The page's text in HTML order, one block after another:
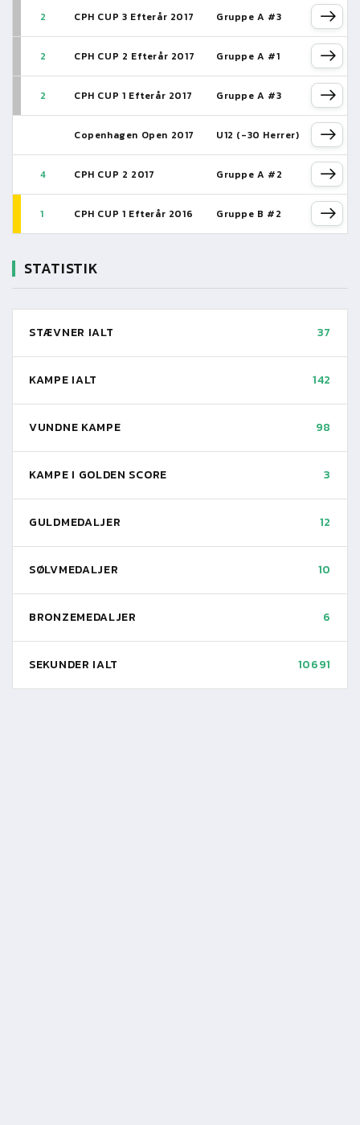
2 CPH CUP 3 Efterår 2017 Gruppe A #3
2 CPH CUP 2 Efterår 2017 Gruppe A #1
2 CPH CUP 1 Efterår 2017 Gruppe A #3
Copenhagen Open 2017 U12 (-30 Herrer)
4 CPH CUP 2 2017 Gruppe A #2
1 CPH CUP 1 Efterår 2016 Gruppe B #2
STATISTIK
STÆVNER IALT 37
KAMPE IALT 142
VUNDNE KAMPE 98
KAMPE I GOLDEN SCORE 3
GULDMEDALJER 12
SØLVMEDALJER 10
BRONZEMEDALJER 6
SEKUNDER IALT 10691